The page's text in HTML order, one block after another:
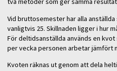
Vid bruttosemester har alla
vanligtvis 25. Skillnaden ligger i hur
För deltidsanställda används en
per vecka personen arbetar jämfört
Kvoten räknas ut genom att dela